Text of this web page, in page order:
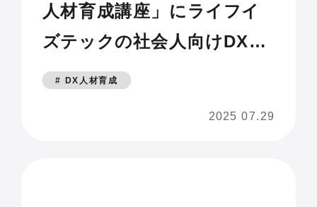
人材育成講座」にライフイ
ズテックの社会人向けDX人
材研修プログラムが採用〜
# DX人材育成
2025 07.29